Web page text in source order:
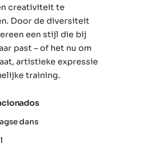
creativiteit te
Door de diversiteit
een stijl die bij
past – of het nu om
artistieke expressie
training.
dans